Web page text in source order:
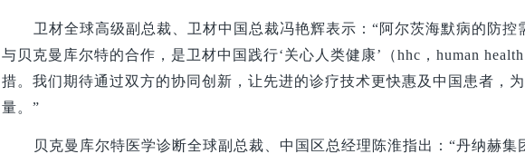
卫材全球高级副总裁、卫材中国总裁冯艳辉表示：“阿尔茨海默病的防控
与贝克曼库尔特的合作，是卫材中国践行‘关心人类健康’（hhc，human
措。我们期待通过双方的协同创新，让先进的诊疗技术更快惠及中国患者，
量。”
贝克曼库尔特医学诊断全球副总裁、中国区总经理陈淮指出：“丹纳赫